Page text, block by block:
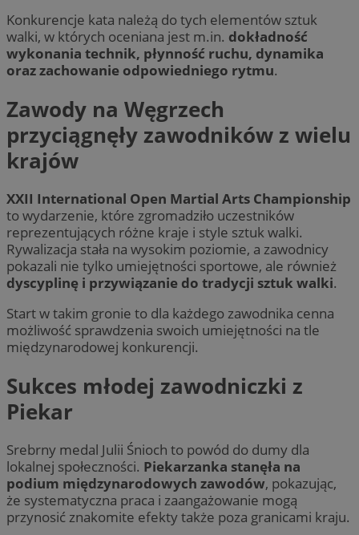
Konkurencje kata należą do tych elementów sztuk
walki, w których oceniana jest m.in. dokładność
wykonania technik, płynność ruchu, dynamika
oraz zachowanie odpowiedniego rytmu.
Zawody na Węgrzech
przyciągnęły zawodników z wielu
krajów
XXII International Open Martial Arts Championship
to wydarzenie, które zgromadziło uczestników
reprezentujących różne kraje i style sztuk walki.
Rywalizacja stała na wysokim poziomie, a zawodnicy
pokazali nie tylko umiejętności sportowe, ale również
dyscyplinę i przywiązanie do tradycji sztuk walki.
Start w takim gronie to dla każdego zawodnika cenna
możliwość sprawdzenia swoich umiejętności na tle
międzynarodowej konkurencji.
Sukces młodej zawodniczki z
Piekar
Srebrny medal Julii Śnioch to powód do dumy dla
lokalnej społeczności. Piekarzanka stanęła na
podium międzynarodowych zawodów, pokazując,
że systematyczna praca i zaangażowanie mogą
przynosić znakomite efekty także poza granicami kraju.